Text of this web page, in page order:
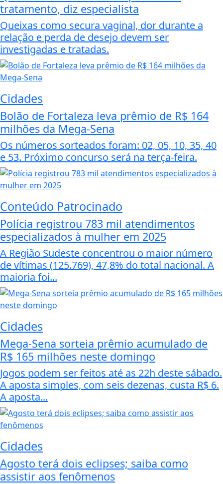
tratamento, diz especialista
Queixas como secura vaginal, dor durante a
relação e perda de desejo devem ser
investigadas e tratadas.
Cidades
Bolão de Fortaleza leva prêmio de R$ 164
milhões da Mega-Sena
Os números sorteados foram: 02, 05, 10, 35, 40
e 53. Próximo concurso será na terça-feira.
Conteúdo Patrocinado
Polícia registrou 783 mil atendimentos
especializados à mulher em 2025
A Região Sudeste concentrou o maior número
de vítimas (125.769), 47,8% do total nacional. A
maioria foi...
Cidades
Mega-Sena sorteia prêmio acumulado de
R$ 165 milhões neste domingo
Jogos podem ser feitos até as 22h deste sábado.
A aposta simples, com seis dezenas, custa R$ 6.
A aposta...
Cidades
Agosto terá dois eclipses; saiba como
assistir aos fenômenos